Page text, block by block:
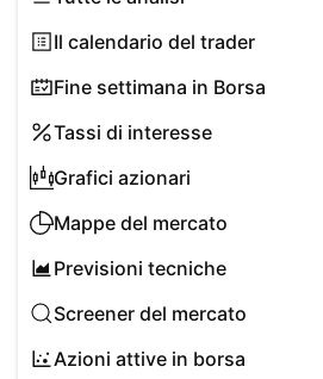
Il calendario del trader
Fine settimana in Borsa
Tassi di interesse
Grafici azionari
Mappe del mercato
Previsioni tecniche
Screener del mercato
Azioni attive in borsa